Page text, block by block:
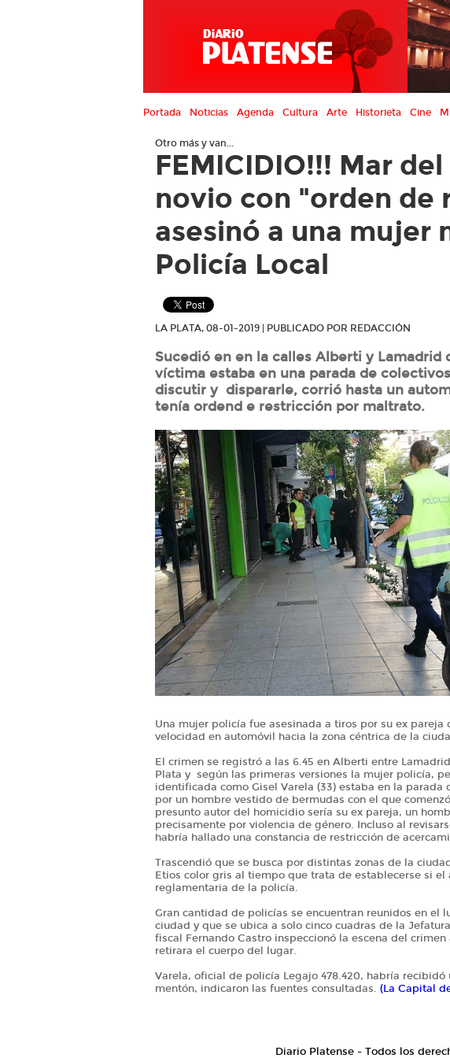
Portada Noticias Agenda Cultura Arte Historieta Cine
Otro más y van...
FEMICIDIO!!! Mar
novio con "orden de
asesinó a una mujer
Policía Local
LA PLATA, 08-01-2019 | PUBLICADO POR REDACCIÓN
Sucedió en en la calles Alberti y Lamadrid
víctima estaba en una parada de
discutir y dispararle, corrió hasta un
tenía ordend e restricción por maltrato.
Una mujer policía fue asesinada a tiros por su ex
velocidad en automóvil hacia la zona céntrica de la
El crimen se registró a las 6.45 en Alberti entre
Plata y según las primeras versiones la mujer policía,
identificada como Gisel Varela (33) estaba en la parada
por un hombre vestido de bermudas con el que
presunto autor del homicidio sería su ex pareja, un
precisamente por violencia de género. Incluso al
habría hallado una constancia de restricción de
Trascendió que se busca por distintas zonas de la
Etios color gris al tiempo que trata de establecerse si
reglamentaria de la policía.
Gran cantidad de policías se encuentran reunidos en el
ciudad y que se ubica a solo cinco cuadras de la
fiscal Fernando Castro inspeccionó la escena del
retirara el cuerpo del lugar.
Varela, oficial de policía Legajo 478.420, habría
mentón, indicaron las fuentes consultadas. (La Capital
Diario Platense - Todos los